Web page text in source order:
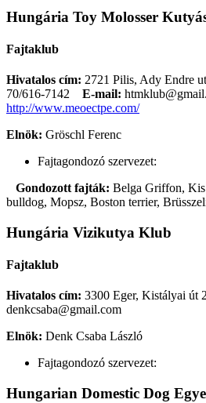
Hungária Toy Molosser
Fajtaklub
Hivatalos cím: 2721 Pilis, Ady Endre
70/616-7142
E-mail:
http://www.meoectpe.com/
Elnök: Gröschl Ferenc
Fajtagondozó szervezet:
Gondozott fajták: Belga Griffon,
bulldog, Mopsz, Boston terrier,
Hungária Vizikutya Klub
Fajtaklub
Hivatalos cím: 3300 Eger, Kistályai út
denkcsaba@gmail.com
Elnök: Denk Csaba László
Fajtagondozó szervezet:
Hungarian Domestic Dog